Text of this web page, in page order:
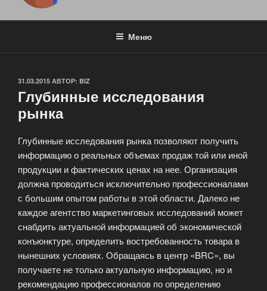
Меню
ОПУБЛИКОВАНО
31.03.2015 АВТОР: BIZ
Глубинные исследования
рынка
Глубинные исследования рынка позволяют получить
информацию о реальных объемах продаж той или иной
продукции и фактических ценах на нее. Организация
должна проводиться исключительно профессионалами
с большим опытом работы в этой области. Далеко не
каждое агентство маркетинговых исследований может
снабдить актуальной информацией об экономической
конъюнктуре, определить востребованность товара в
нынешних условиях. Обращаясь в центр «BRC», вы
получаете не только актуальную информацию, но и
рекомендацию профессионалов по определению